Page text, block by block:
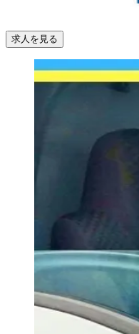
求人を見る